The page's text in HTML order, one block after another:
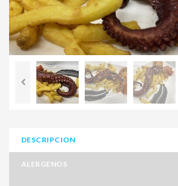
DESCRIPCION
ALERGENOS